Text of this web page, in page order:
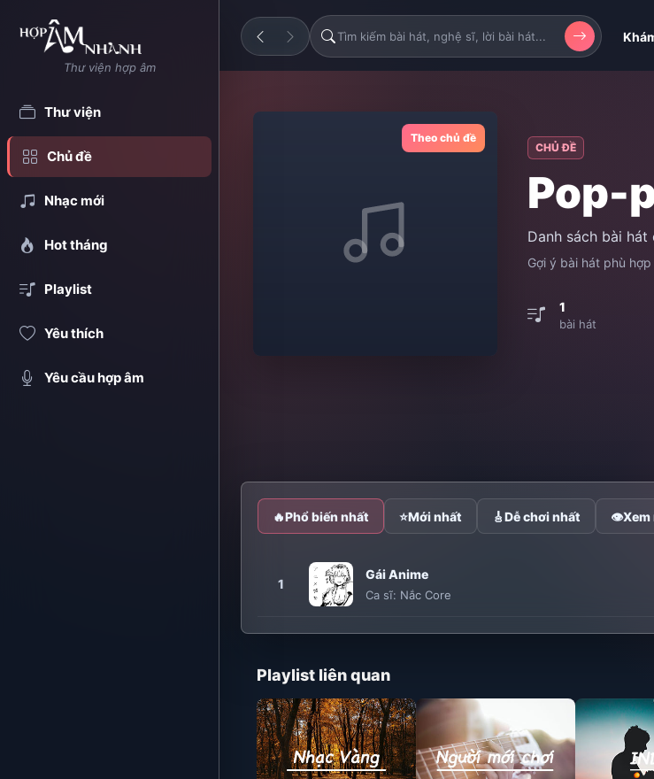
Thư viện hợp âm
Thư viện
Chủ đề
Nhạc mới
Hot tháng
Playlist
Yêu thích
Yêu cầu hợp âm
Theo chủ đề
CHỦ ĐỀ
Pop-
Danh sách bài
Gợi ý bài hát phù
1
bài hát
🔥Phổ biến nhất ⭐Mới nhất 🎸Dễ chơi nhất 👁Xem
1
Gái Anime
Ca sĩ: Nắc Core
Playlist liên quan